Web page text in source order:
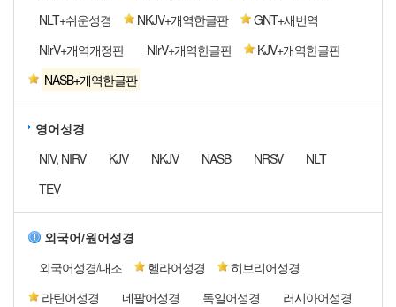
NLT+쉬운성경
NKJV+개역한글판
GNT+새번역
NIrV+개역개정판
NIrV+개역한글판
KJV+개역한글판
NASB+개역한글판
영어성경
NIV, NIRV
KJV NKJV NASB NRSV
NLT
TEV
외국어/원어성경
외국어성경/대조
헬라어성경
히브리어성경
라틴어성경
네팔어성경 독일어성경
러시아어성경